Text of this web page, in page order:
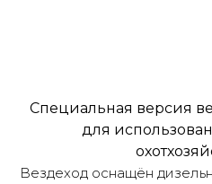
Специальная версия
для
Вездеход оснащён